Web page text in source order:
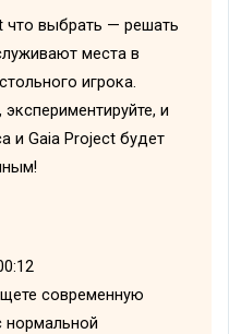
что выбрать — решать
места в
игрока.
и
и Gaia Project будет
современную
нормальной